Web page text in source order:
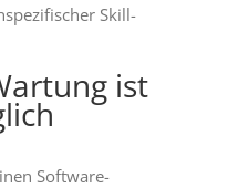
Skill-
ist
Software-